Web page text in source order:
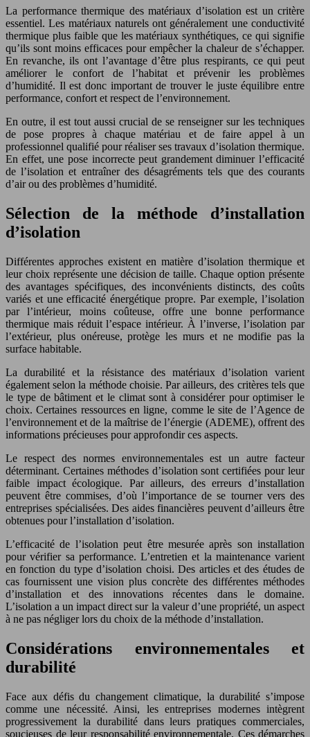
La performance thermique des matériaux d’isolation est un critère
essentiel. Les matériaux naturels ont généralement une conductivité
thermique plus faible que les matériaux synthétiques, ce qui signifie
qu’ils sont moins efficaces pour empêcher la chaleur de s’échapper.
En revanche, ils ont l’avantage d’être plus respirants, ce qui peut
améliorer le confort de l’habitat et prévenir les problèmes
d’humidité. Il est donc important de trouver le juste équilibre entre
performance, confort et respect de l’environnement.
En outre, il est tout aussi crucial de se renseigner sur les techniques
de pose propres à chaque matériau et de faire appel à un
professionnel qualifié pour réaliser ses travaux d’isolation thermique.
En effet, une pose incorrecte peut grandement diminuer l’efficacité
de l’isolation et entraîner des désagréments tels que des courants
d’air ou des problèmes d’humidité.
Sélection de la méthode d’installation
d’isolation
Différentes approches existent en matière d’isolation thermique et
leur choix représente une décision de taille. Chaque option présente
des avantages spécifiques, des inconvénients distincts, des coûts
variés et une efficacité énergétique propre. Par exemple, l’isolation
par l’intérieur, moins coûteuse, offre une bonne performance
thermique mais réduit l’espace intérieur. À l’inverse, l’isolation par
l’extérieur, plus onéreuse, protège les murs et ne modifie pas la
surface habitable.
La durabilité et la résistance des matériaux d’isolation varient
également selon la méthode choisie. Par ailleurs, des critères tels que
le type de bâtiment et le climat sont à considérer pour optimiser le
choix. Certaines ressources en ligne, comme le site de l’Agence de
l’environnement et de la maîtrise de l’énergie (ADEME), offrent des
informations précieuses pour approfondir ces aspects.
Le respect des normes environnementales est un autre facteur
déterminant. Certaines méthodes d’isolation sont certifiées pour leur
faible impact écologique. Par ailleurs, des erreurs d’installation
peuvent être commises, d’où l’importance de se tourner vers des
entreprises spécialisées. Des aides financières peuvent d’ailleurs être
obtenues pour l’installation d’isolation.
L’efficacité de l’isolation peut être mesurée après son installation
pour vérifier sa performance. L’entretien et la maintenance varient
en fonction du type d’isolation choisi. Des articles et des études de
cas fournissent une vision plus concrète des différentes méthodes
d’installation et des innovations récentes dans le domaine.
L’isolation a un impact direct sur la valeur d’une propriété, un aspect
à ne pas négliger lors du choix de la méthode d’installation.
Considérations environnementales et
durabilité
Face aux défis du changement climatique, la durabilité s’impose
comme une nécessité. Ainsi, les entreprises modernes intègrent
progressivement la durabilité dans leurs pratiques commerciales,
soucieuses de leur responsabilité environnementale. Ces démarches